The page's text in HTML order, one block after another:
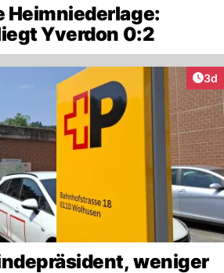
Heimniederlage:
Yverdon 0:2
3d
weniger